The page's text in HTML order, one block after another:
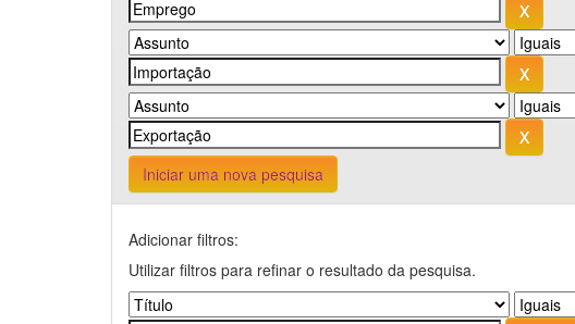
Iniciar uma nova pesquisa
Adicionar filtros:
Utilizar filtros para refinar o resultado da pesquisa.